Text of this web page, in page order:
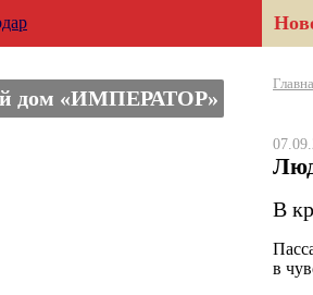
дом «ИМПЕРАТОР»
В
в